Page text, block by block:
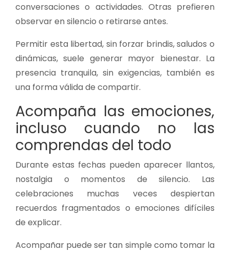
conversaciones o actividades. Otras prefieren
observar en silencio o retirarse antes.
Permitir esta libertad, sin forzar brindis, saludos o
dinámicas, suele generar mayor bienestar. La
presencia tranquila, sin exigencias, también es
una forma válida de compartir.
Acompaña las emociones,
incluso cuando no las
comprendas del todo
Durante estas fechas pueden aparecer llantos,
nostalgia o momentos de silencio. Las
celebraciones muchas veces despiertan
recuerdos fragmentados o emociones difíciles
de explicar.
Acompañar puede ser tan simple como tomar la